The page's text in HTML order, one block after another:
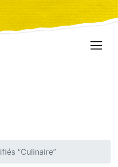
“Culinaire”